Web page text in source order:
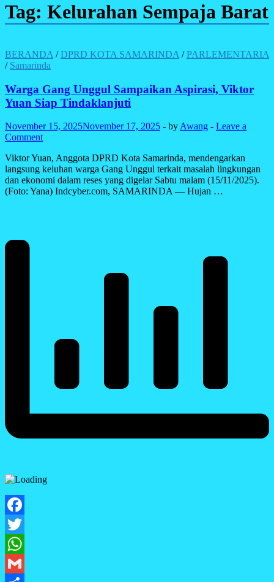
Tag: Kelurahan Sempaja Barat
BERANDA /DPRD KOTA SAMARINDA /PARLEMENTARIA
/ Samarinda
Warga Gang Unggul Sampaikan Aspirasi, Viktor
Yuan Siap Tindaklanjuti
November 15, 2025November 17, 2025 - by Awang - Leave a
Comment
Viktor Yuan, Anggota DPRD Kota Samarinda, mendengarkan
langsung keluhan warga Gang Unggul terkait masalah lingkungan
dan ekonomi dalam reses yang digelar Sabtu malam (15/11/2025).
(Foto: Yana) Indcyber.com, SAMARINDA — Hujan …
Facebook
Twitter
WhatsApp